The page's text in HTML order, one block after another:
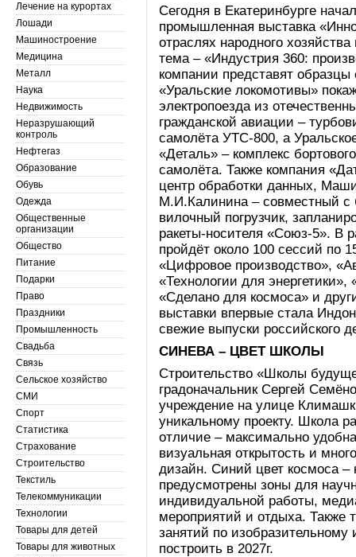
Сегодня в Екатеринбурге
промышленная выставка
отраслях народного
тема – «Индустрия 360:
компании представят
«Уральские локомотивы»
электропоезда из
гражданской авиации –
самолёта УТС‑800, а
«Деталь» – комплекс
самолёта. Также компания
центр обработки данных,
М.И.Калинина – совместный
вилочный погрузчик,
ракеты-носителя «Союз‑5». В
пройдёт около 100 сессий по
«Цифровое производство»,
«Технологии для
«Сделано для космоса» и
выставки впервые стала
свежие выпуски
СИНЕВА – ЦВЕТ ШКОЛЫ
Строительство «Школы
градоначальник Сергей
учреждение на улице
уникальному проекту. Школа
отличие – максимально
визуальная открытость и
дизайн. Синий цвет космоса –
предусмотрены зоны для
индивидуальной работы,
мероприятий и отдыха. Также
занятий по
построить в 2027г.
Лечение на курортах
Лошади
Машиностроение
Медицина
Металл
Наука
Недвижимость
Неразрушающий
контроль
Нефтегаз
Образование
Обувь
Одежда
Общественные
организации
Общество
Питание
Подарки
Право
Праздники
Промышленность
Свадьба
Связь
Сельское хозяйство
СМИ
Спорт
Статистика
Страхование
Строительство
Текстиль
Телекоммуникации
Технологии
Товары для детей
Товары для животных